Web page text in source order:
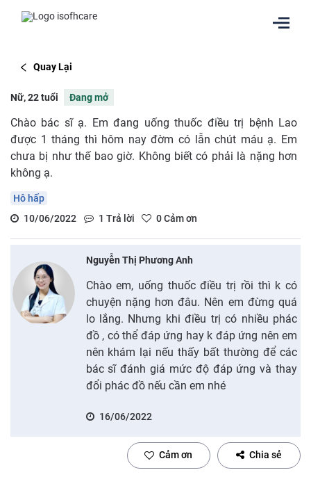
Quay Lại
Nữ, 22 tuổi Đang mở
Chào bác sĩ ạ. Em đang uống thuốc điều trị bệnh Lao
được 1 tháng thì hôm nay đờm có lẫn chút máu ạ. Em
chưa bị như thế bao giờ. Không biết có phải là nặng hơn
không ạ.
Hô hấp
10/06/2022
1 Trả lời 0Cảm ơn
Nguyễn Thị Phương Anh
Chào em, uống thuốc điều trị rồi thì k có
chuyện nặng hơn đâu. Nên em đừng quá
lo lắng. Nhưng khi điều trị có nhiều phác
đồ , có thể đáp ứng hay k đáp ứng nên em
nên khám lại nếu thấy bất thường để các
bác sĩ đánh giá mức độ đáp ứng và thay
đổi phác đồ nếu cần em nhé
16/06/2022
Cảm ơn Chia sẻ